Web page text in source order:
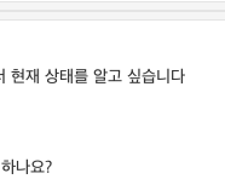
현재 상태를 알고 싶습니다
나요?